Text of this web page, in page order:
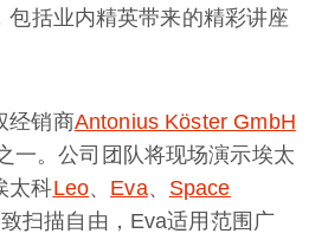
包括业内精英带来的精彩讲座
经销商Antonius Köster GmbH
一。公司团队将现场演示埃太
太科Leo、 Eva、 Space
扫描自由，Eva适用范围广